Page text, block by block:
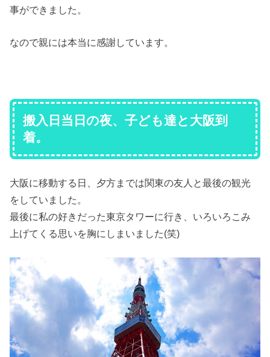
事ができました。
なので親には本当に感謝しています。
搬入日当日の夜、子ども達と大阪到
着。
大阪に移動する日、夕方までは関東の友人と最後の観光
をしていました。
最後に私の好きだった東京タワーに行き、いろいろこみ
上げてくる思いを胸にしまいました(笑)